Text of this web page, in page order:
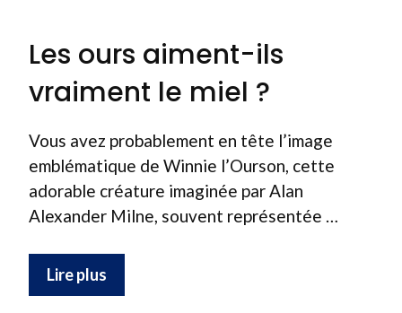
Les ours aiment-ils
vraiment le miel ?
Vous avez probablement en tête l’image
emblématique de Winnie l’Ourson, cette
adorable créature imaginée par Alan
Alexander Milne, souvent représentée …
Lire plus